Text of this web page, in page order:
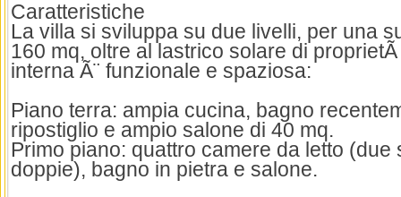
Caratteristiche
La villa si sviluppa su due livelli, per una
160 mq, oltre al lastrico solare di
interna Ã¨ funzionale e spaziosa:
Piano terra: ampia cucina, bagno
ripostiglio e ampio salone di 40 mq.
Primo piano: quattro camere da letto (due
doppie), bagno in pietra e salone.